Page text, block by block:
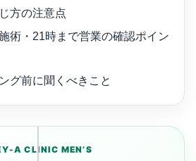
方の注意点
術・21時まで営業の確認ポイン
グ前に聞くべきこと
A CLINIC MEN’S